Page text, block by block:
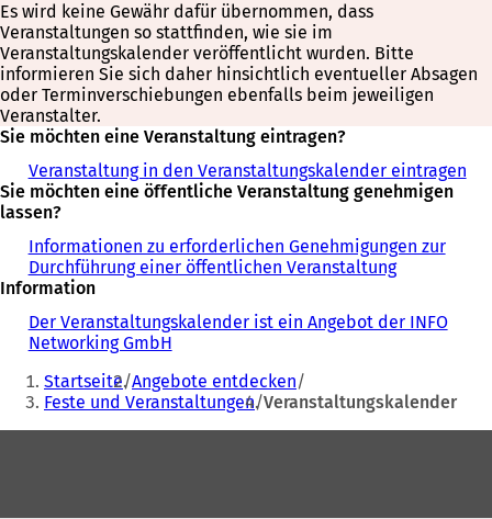
Es wird keine Gewähr dafür übernommen, dass
Veranstaltungen so stattfinden, wie sie im
Veranstaltungskalender veröffentlicht wurden. Bitte
informieren Sie sich daher hinsichtlich eventueller Absagen
oder Terminverschiebungen ebenfalls beim jeweiligen
Veranstalter.
Sie möchten eine Veranstaltung eintragen?
Veranstaltung in den Veranstaltungskalender eintragen
Sie möchten eine öffentliche Veranstaltung genehmigen
lassen?
Informationen zu erforderlichen Genehmigungen zur
Durchführung einer öffentlichen Veranstaltung
Information
Der Veranstaltungskalender ist ein Angebot der INFO
Networking GmbH
Sie
befinden
sich
Startseite Angebote entdecken
Feste und Veranstaltungen Veranstaltungskalender